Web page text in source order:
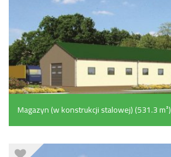
Magazyn (w konstrukcji stalowej) (531.3 m²)